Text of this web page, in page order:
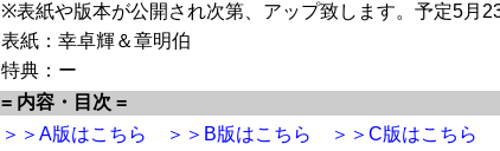
※表紙や版本が公開され次第、アップ致します。予定5月
表紙：幸卓輝＆章明伯
特典：ー
= 内容・目次 =
＞＞A版はこちら
＞＞B版はこちら
＞＞C版はこちら